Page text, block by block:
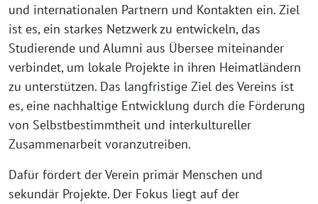
und internationalen Partnern und Kontakten ein. Ziel
ist es, ein starkes Netzwerk zu entwickeln, das
Studierende und Alumni aus Übersee miteinander
verbindet, um lokale Projekte in ihren Heimatländern
zu unterstützen. Das langfristige Ziel des Vereins ist
es, eine nachhaltige Entwicklung durch die Förderung
von Selbstbestimmtheit und interkultureller
Zusammenarbeit voranzutreiben.
Dafür fördert der Verein primär Menschen und
sekundär Projekte. Der Fokus liegt auf der